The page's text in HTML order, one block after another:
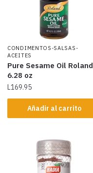
CONDIMENTOS-SALSAS-
ACEITES
Pure Sesame Oil Roland
6.28 oz
L169.95
Añadir al carrito